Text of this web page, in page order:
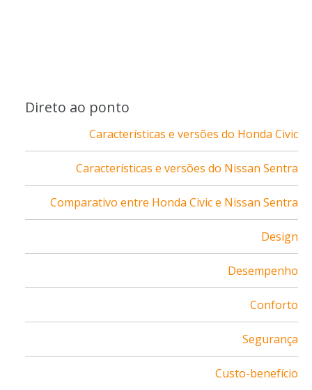
Direto ao ponto
Características e versões do Honda Civic
Características e versões do Nissan Sentra
Comparativo entre Honda Civic e Nissan Sentra
Design
Desempenho
Conforto
Segurança
Custo-benefício